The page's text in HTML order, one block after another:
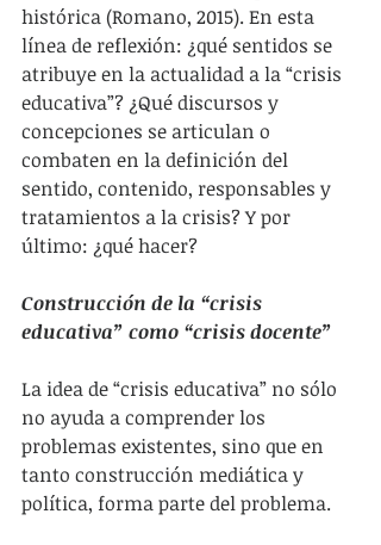
histórica (Romano, 2015). En esta
línea de reflexión: ¿qué sentidos se
atribuye en la actualidad a la “crisis
educativa”? ¿Qué discursos y
concepciones se articulan o
combaten en la definición del
sentido, contenido, responsables y
tratamientos a la crisis? Y por
último: ¿qué hacer?
Construcción de la “crisis
educativa” como “crisis docente”
La idea de “crisis educativa” no sólo
no ayuda a comprender los
problemas existentes, sino que en
tanto construcción mediática y
política, forma parte del problema.